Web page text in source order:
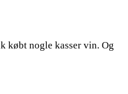
købt nogle kasser vin. Og